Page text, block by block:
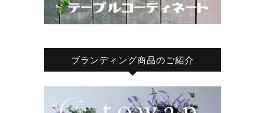
ブランディング商品のご紹介